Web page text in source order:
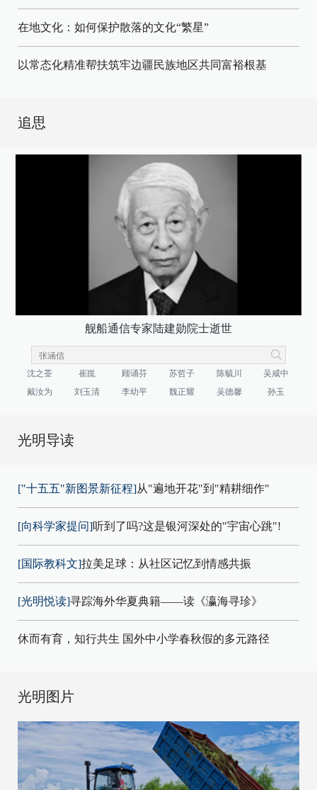
在地文化：如何保护散落的文化“繁星”
以常态化精准帮扶筑牢边疆民族地区共同富裕根基
追思
舰船通信专家陆建勋院士逝世
沈之荃 崔崑 顾诵芬 苏哲子 陈毓川
吴咸中
戴汝为
刘玉清 李幼平 魏正耀 吴德馨 孙玉
光明导读
["十五五"新图景新征程]从"遍地开花"到"精耕细作"
[向科学家提问]听到了吗?这是银河深处的"宇宙心跳"!
[国际教科文]拉美足球：从社区记忆到情感共振
[光明悦读]寻踪海外华夏典籍——读《瀛海寻珍》
休而有育，知行共生 国外中小学春秋假的多元路径
光明图片